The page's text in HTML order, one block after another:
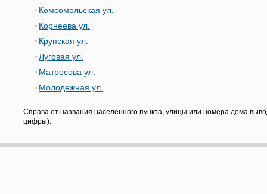
Комсомольская ул.
Корнеева ул.
Крупская ул.
Луговая ул.
Матросова ул.
Молодежная ул.
Справа от названия населённого пункта, улицы или номера дома
цифры).